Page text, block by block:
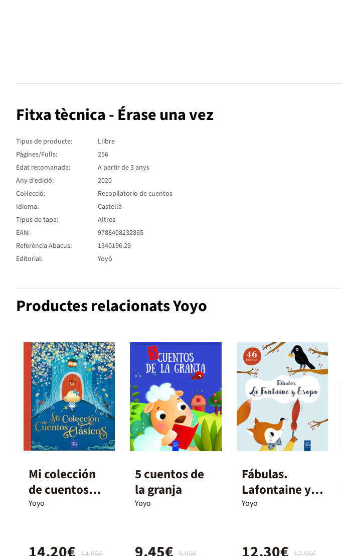
Fitxa tècnica - Érase una vez
Tipus de producte:
Llibre
Pàgines/Fulls:
256
Edat recomanada:
A partir de 3 anys
Any d'edició:
2020
Col·lecció:
Recopilatorio de cuentos
Idioma:
Castellà
Tipus de tapa:
Altres
EAN:
9788408232865
Referència Abacus:
1340196.29
Editorial:
Yoyó
Productes relacionats Yoyo
Mi colección
de cuentos
clásicos
Yoyo
14,95€
5 cuentos de
la granja
Yoyo
9,95€
Fábulas.
Lafontaine y
Esopo
Yoyo
12,95€